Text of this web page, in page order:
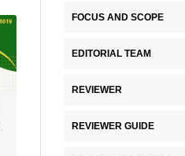
FOCUS AND SCOPE
EDITORIAL TEAM
REVIEWER
REVIEWER GUIDE